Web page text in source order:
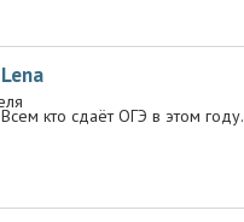
Lena
Всем кто сдаёт ОГЭ в этом